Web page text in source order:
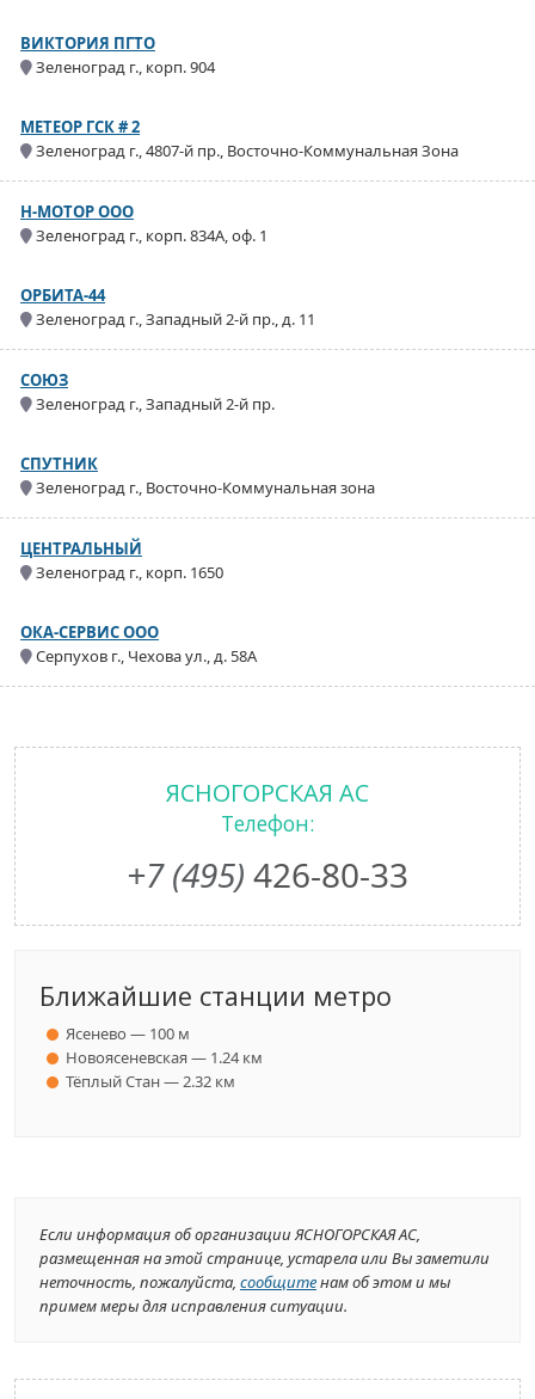
ВИКТОРИЯ ПГТО
Зеленоград г., корп. 904
МЕТЕОР ГСК # 2
Зеленоград г., 4807-й пр., Восточно-Коммунальная Зона
Н-МОТОР ООО
Зеленоград г., корп. 834А, оф. 1
ОРБИТА-44
Зеленоград г., Западный 2-й пр., д. 11
СОЮЗ
Зеленоград г., Западный 2-й пр.
СПУТНИК
Зеленоград г., Восточно-Коммунальная зона
ЦЕНТРАЛЬНЫЙ
Зеленоград г., корп. 1650
ОКА-СЕРВИС ООО
Серпухов г., Чехова ул., д. 58А
ЯСНОГОРСКАЯ АС
Телефон:
+7 (495) 426-80-33
Ближайшие станции метро
Ясенево — 100 м
Новоясеневская — 1.24 км
Тёплый Стан — 2.32 км
Если информация об организации ЯСНОГОРСКАЯ АС,
размещенная на этой странице, устарела или Вы заметили
неточность, пожалуйста, сообщитенам об этом и мы
примем меры для исправления ситуации.